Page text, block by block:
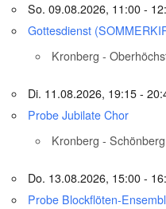
So. 09.08.2026, 11:00 -
Gottesdienst
Kronberg -
Di. 11.08.2026, 19:15 -
Probe Jubilate Chor
Kronberg - Schönberg
Do. 13.08.2026, 15:00 -
Probe Blockflöten-